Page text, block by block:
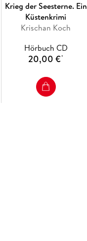
Krieg der Seesterne. Ein
Küstenkrimi
Krischan Koch
Hörbuch CD
20,00 €*